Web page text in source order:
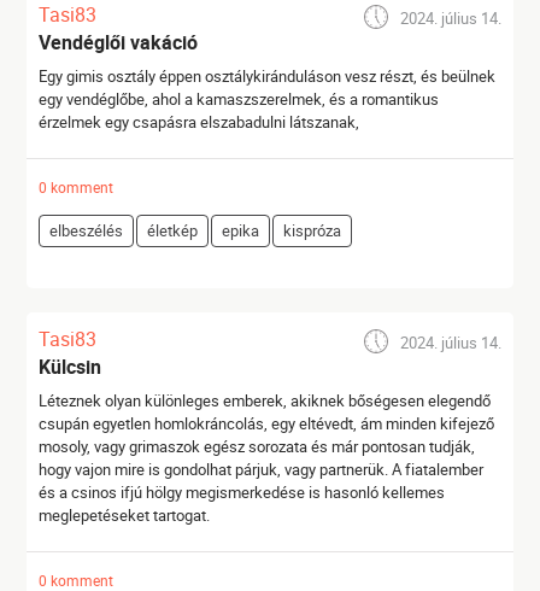
Tasi83 2024. július 14.
Vendéglői vakáció
Egy gimis osztály éppen osztálykiránduláson vesz részt, és beülnek
egy vendéglőbe, ahol a kamaszszerelmek, és a romantikus
érzelmek egy csapásra elszabadulni látszanak,
0 komment
elbeszélés életkép epika kispróza
Tasi83 2024. július 14.
Külcsin
Léteznek olyan különleges emberek, akiknek bőségesen elegendő
csupán egyetlen homlokráncolás, egy eltévedt, ám minden kifejező
mosoly, vagy grimaszok egész sorozata és már pontosan tudják,
hogy vajon mire is gondolhat párjuk, vagy partnerük. A fiatalember
és a csinos ifjú hölgy megismerkedése is hasonló kellemes
meglepetéseket tartogat.
0 komment